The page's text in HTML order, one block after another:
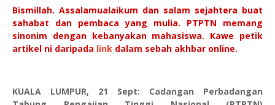
Bismillah. Assalamualaikum dan salam sejahtera buat
sahabat dan pembaca yang mulia. PTPTN memang
sinonim dengan kebanyakan mahasiswa. Kawe petik
artikel ni daripada link dalam sebah akhbar online.
KUALA LUMPUR, 21 Sept: Cadangan Perbadangan